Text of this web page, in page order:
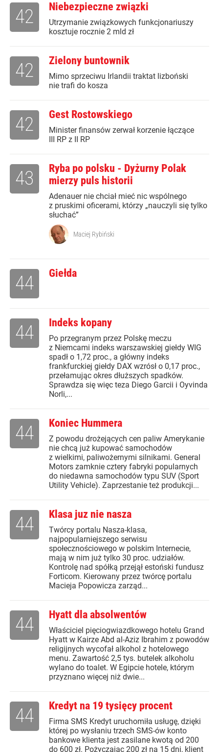
Niebezpieczne związki
Utrzymanie związkowych funkcjonariuszy
kosztuje rocznie 2 mld zł
42
Zielony buntownik
Mimo sprzeciwu Irlandii traktat lizboński
nie trafi do kosza
42
Gest Rostowskiego
Minister finansów zerwał korzenie łączące
III RP z II RP
42
Ryba po polsku - Dyżurny Polak
mierzy puls historii
Adenauer nie chciał mieć nic wspólnego
z pruskimi oficerami, którzy „nauczyli się tylko
słuchać”
43
Maciej Rybiński
Giełda
44
Indeks kopany
Po przegranym przez Polskę meczu
z Niemcami indeks warszawskiej giełdy WIG
spadł o 1,72 proc., a główny indeks
frankfurckiej giełdy DAX wzrósł o 0,17 proc.,
przełamując okres dłuższych spadków.
Sprawdza się więc teza Diego Garcii i Oyvinda
Norli,...
44
Koniec Hummera
Z powodu drożejących cen paliw Amerykanie
nie chcą już kupować samochodów
z wielkimi, paliwożernymi silnikami. General
Motors zamknie cztery fabryki popularnych
do niedawna samochodów typu SUV (Sport
Utility Vehicle). Zaprzestanie też produkcji...
44
Klasa juz nie nasza
Twórcy portalu Nasza-klasa,
najpopularniejszego serwisu
społecznościowego w polskim Internecie,
mają w nim już tylko 30 proc. udziałów.
Kontrolę nad spółką przejął estoński fundusz
Forticom. Kierowany przez twórcę portalu
Macieja Popowicza zarząd...
44
Hyatt dla absolwentów
Właściciel pięciogwiazdkowego hotelu Grand
Hyatt w Kairze Abd al-Aziz Ibrahim z powodów
religijnych wycofał alkohol z hotelowego
menu. Zawartość 2,5 tys. butelek alkoholu
wylano do toalet. W Egipcie hotele, którym
przyznano więcej niż dwie...
44
Kredyt na 19 tysięcy procent
Firma SMS Kredyt uruchomiła usługę, dzięki
której po wysłaniu trzech SMS-ów konto
bankowe klienta jest zasilane kwotą od 200
do 600 zł. Pożyczając 200 zł na 15 dni, klient
44